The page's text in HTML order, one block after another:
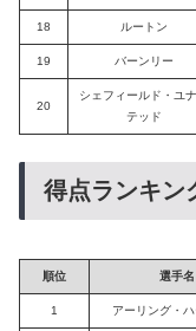
18 ルートン
19 バーンリー
20
シェフィールド・ユ
テッド
得点ランキン
順位 選手名
1 アーリング・